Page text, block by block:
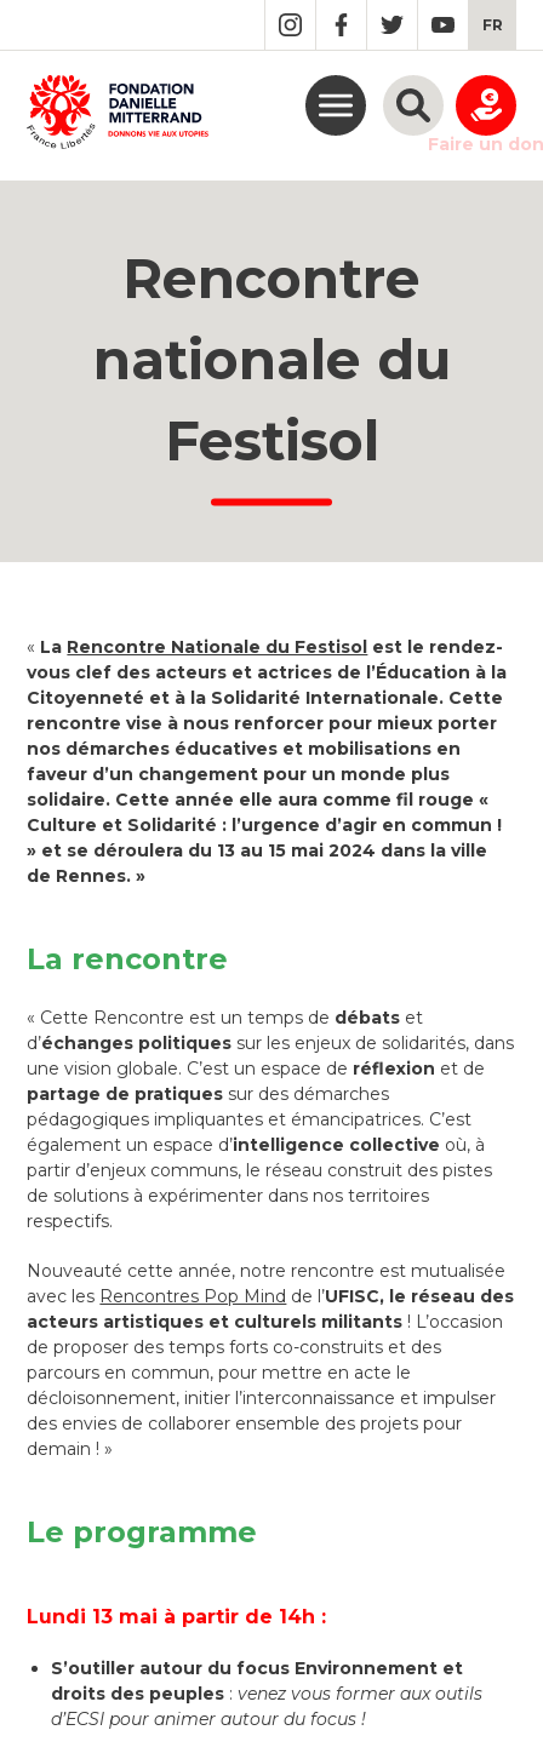
MAIN
CONTENT
FR
Faire un don
Rencontre
nationale du
Festisol
« La Rencontre Nationale du Festisol est le rendez-
vous clef des acteurs et actrices de l’Éducation à la
Citoyenneté et à la Solidarité Internationale. Cette
rencontre vise à nous renforcer pour mieux porter
nos démarches éducatives et mobilisations en
faveur d’un changement pour un monde plus
solidaire. Cette année elle aura comme fil rouge «
Culture et Solidarité : l’urgence d’agir en commun !
» et se déroulera du 13 au 15 mai 2024 dans la ville
de Rennes. »
La rencontre
« Cette Rencontre est un temps de débats et
d’échanges politiques sur les enjeux de solidarités, dans
une vision globale. C’est un espace de réflexion et de
partage de pratiques sur des démarches
pédagogiques impliquantes et émancipatrices. C’est
également un espace d’intelligence collective où, à
partir d’enjeux communs, le réseau construit des pistes
de solutions à expérimenter dans nos territoires
respectifs.
Nouveauté cette année, notre rencontre est mutualisée
avec les Rencontres Pop Mind de l’UFISC, le réseau des
acteurs artistiques et culturels militants ! L’occasion
de proposer des temps forts co-construits et des
parcours en commun, pour mettre en acte le
décloisonnement, initier l’interconnaissance et impulser
des envies de collaborer ensemble des projets pour
demain ! »
Le programme
Lundi 13 mai à partir de 14h :
S’outiller autour du focus Environnement et
droits des peuples :venez vous former aux outils
d’ECSI pour animer autour du focus !